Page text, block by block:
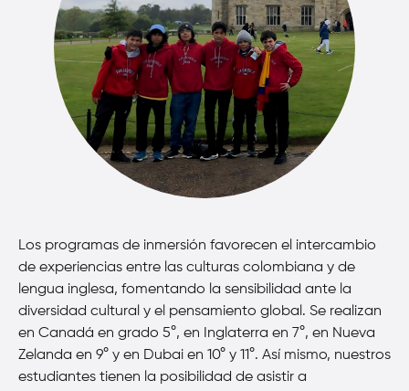
Los programas de inmersión favorecen el intercambio
de experiencias entre las culturas colombiana y de
lengua inglesa, fomentando la sensibilidad ante la
diversidad cultural y el pensamiento global. Se realizan
en Canadá en grado 5°, en Inglaterra en 7°, en Nueva
Zelanda en 9° y en Dubai en 10° y 11°. Así mismo, nuestros
estudiantes tienen la posibilidad de asistir a